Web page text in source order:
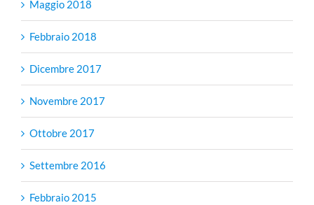
Maggio 2018
Febbraio 2018
Dicembre 2017
Novembre 2017
Ottobre 2017
Settembre 2016
Febbraio 2015